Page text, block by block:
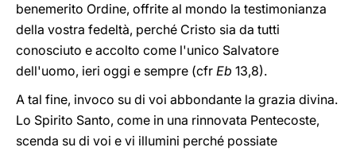
benemerito Ordine, offrite al mondo la testimonianza
della vostra fedeltà, perché Cristo sia da tutti
conosciuto e accolto come l'unico Salvatore
dell'uomo, ieri oggi e sempre (cfr Eb 13,8).
A tal fine, invoco su di voi abbondante la grazia divina.
Lo Spirito Santo, come in una rinnovata Pentecoste,
scenda su di voi e vi illumini perché possiate